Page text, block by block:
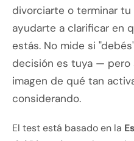
divorciarte o terminar
ayudarte a clarificar en
estás. No mide si
decisión es tuya — pero
imagen de qué tan
considerando.
El test está basado en la